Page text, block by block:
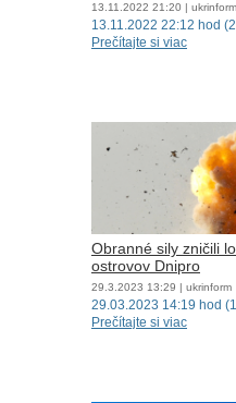
13.11.2022 21:20 | ukrinform
13.11.2022 22:12 hod
Prečítajte si viac
Obranné sily zničili
ostrovov Dnipro
29.3.2023 13:29 | ukrinform
29.03.2023 14:19 hod
Prečítajte si viac